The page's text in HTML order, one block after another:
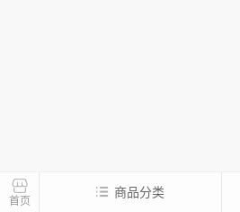
首页
商品分类